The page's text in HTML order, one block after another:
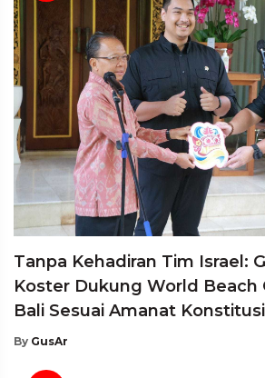
Tanpa Kehadiran Tim Israel:
Koster Dukung World Beach
Bali Sesuai Amanat Konstitusi
By GusAr